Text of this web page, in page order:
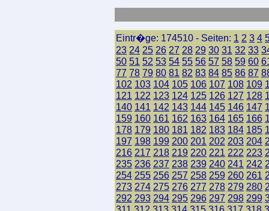
Eintr�ge: 174510 - Seiten: 1 2 3 4
23 24 25 26 27 28 29 30 31 32 33
50 51 52 53 54 55 56 57 58 59 60
77 78 79 80 81 82 83 84 85 86 87
102 103 104 105 106 107 108 109
121 122 123 124 125 126 127 128
140 141 142 143 144 145 146 147
159 160 161 162 163 164 165 166
178 179 180 181 182 183 184 185
197 198 199 200 201 202 203 204
216 217 218 219 220 221 222 223
235 236 237 238 239 240 241 242
254 255 256 257 258 259 260 261
273 274 275 276 277 278 279 280
292 293 294 295 296 297 298 299